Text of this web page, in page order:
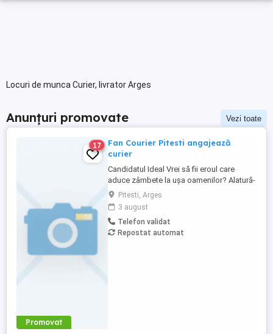
Locuri de munca Curier, livrator Arges
Anunțuri promovate Vezi toate
Promovat
17
Fan Courier Pitesti angajează
curier
Candidatul Ideal Vrei să fii eroul care
aduce zâmbete la ușa oamenilor? Alatură-
te echipei FAN Courier Pitești și transformă
fiecare livrare într-o experiență pozitivă!
Cerinte minime: 1. permis de conducere
cat.B 2. varsta minima 21 ani impliniti Top
trei atribuții ...
Pitesti, Arges
3 august
Telefon validat
Repostat automat